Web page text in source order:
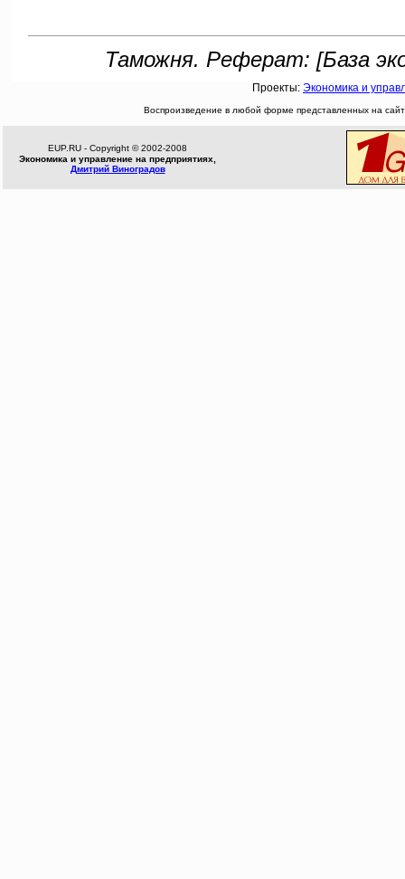
Таможня. Реферат: [База
Проекты: Экономика и
Воспроизведение в любой форме представленных на
EUP.RU - Copyright © 2002-2008
Экономика и управление на предприятиях,
Дмитрий Виноградов